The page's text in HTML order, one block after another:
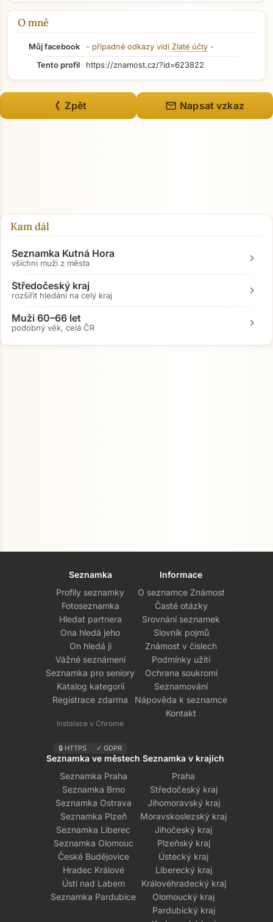
O mně
Můj facebook - případné odkazy vidí Zlaté účty -
Tento profil
https://znamost.cz/?id=623822
《 Zpět mail Napsat vzkaz
Kam dál
Seznamka Kutná Hora
všichni muži z města chevron_right
Středočeský kraj
rozšířit hledání na celý kraj chevron_right
Muži 60–66 let
podobný věk, celá ČR chevron_right
Seznamka
Profily seznamky
Fotoseznamka
Hledat partnera
Ona hledá jeho
On hledá ji
Vážné seznámení
Seznamka pro seniory
Katalog kategorií
Registrace zdarma
Instalace v Chrome
🔒 HTTPS ✓ GDPR
Informace
O seznamce Známost
Časté otázky
Srovnání seznamek
Slovník pojmů
Známost v číslech
Podmínky užití
Ochrana soukromí
Seznamování
Nápověda k seznamce
Kontakt
Seznamka ve městech
Seznamka Praha
Seznamka Brno
Seznamka Ostrava
Seznamka Plzeň
Seznamka Liberec
Seznamka Olomouc
České Budějovice
Hradec Králové
Ústí nad Labem
Seznamka Pardubice
Seznamka v krajích
Praha
Středočeský kraj
Jihomoravský kraj
Moravskoslezský kraj
Jihočeský kraj
Plzeňský kraj
Ústecký kraj
Liberecký kraj
Královéhradecký kraj
Olomoucký kraj
Pardubický kraj